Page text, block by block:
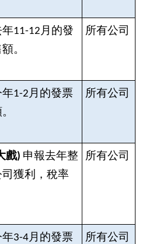
11-12月的發
。
所有公司
年1-2月的發票
所有公司
戲) 申報去年整
獲利，稅率
所有公司
年3-4月的發票
所有公司